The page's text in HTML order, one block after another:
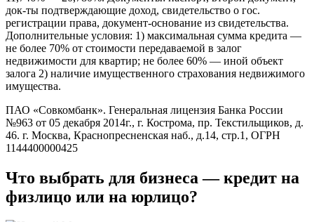
док-ты подтверждающие доход, свидетельство о гос.
регистрации права, документ-основание из свидетельства.
Дополнительные условия: 1) максимальная сумма кредита —
не более 70% от стоимости передаваемой в залог
недвижимости для квартир; не более 60% — иной объект
залога 2) наличие имущественного страхования недвижимого
имущества.
ПАО «Совкомбанк». Генеральная лицензия Банка России
№963 от 05 декабря 2014г., г. Кострома, пр. Текстильщиков, д.
46. г. Москва, Краснопресненская наб., д.14, стр.1, ОГРН
1144400000425
Что выбрать для бизнеса — кредит на
физлицо или на юрлицо?